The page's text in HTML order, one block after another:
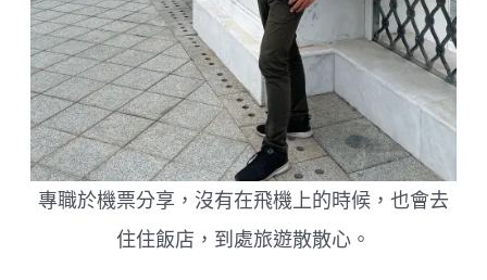
專職於機票分享，沒有在飛機上的時候，也會去
住住飯店，到處旅遊散散心。